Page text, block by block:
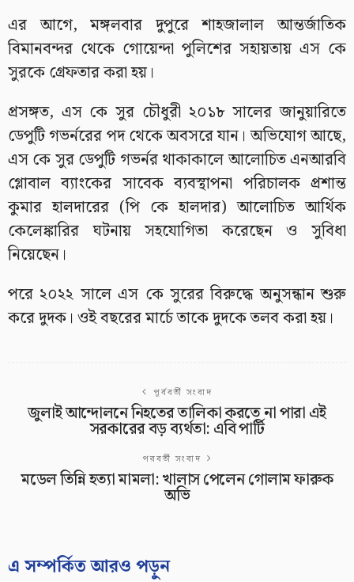
এর আগে, মঙ্গলবার দুপুরে শাহজালাল আন্তর্জাতিক
বিমানবন্দর থেকে গোয়েন্দা পুলিশের সহায়তায় এস কে
সুরকে গ্রেফতার করা হয়।
প্রসঙ্গত, এস কে সুর চৌধুরী ২০১৮ সালের জানুয়ারিতে
ডেপুটি গভর্নরের পদ থেকে অবসরে যান। অভিযোগ আছে,
এস কে সুর ডেপুটি গভর্নর থাকাকালে আলোচিত এনআরবি
গ্লোবাল ব্যাংকের সাবেক ব্যবস্থাপনা পরিচালক প্রশান্ত
কুমার হালদারের (পি কে হালদার) আলোচিত আর্থিক
কেলেঙ্কারির ঘটনায় সহযোগিতা করেছেন ও সুবিধা
নিয়েছেন।
পরে ২০২২ সালে এস কে সুরের বিরুদ্ধে অনুসন্ধান শুরু
করে দুদক। ওই বছরের মার্চে তাকে দুদকে তলব করা হয়।
পূর্ববর্তী সংবাদ
জুলাই আন্দোলনে নিহতের তালিকা করতে না পারা এই
সরকারের বড় ব্যর্থতা: এবি পার্টি
পরবর্তী সংবাদ
মডেল তিন্নি হত্যা মামলা: খালাস পেলেন গোলাম ফারুক
অভি
এ সম্পর্কিত আরও পড়ুন